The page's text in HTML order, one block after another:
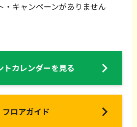
・キャンペーンがありません
トカレンダーを見る
フロアガイド